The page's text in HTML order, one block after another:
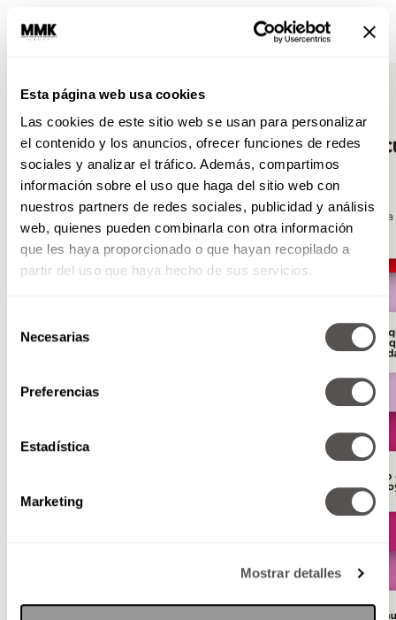
Esta página web usa cookies
Las cookies de este sitio web se usan para personalizar
el contenido y los anuncios, ofrecer funciones de redes
sociales y analizar el tráfico. Además, compartimos
información sobre el uso que haga del sitio web con
nuestros partners de redes sociales, publicidad y análisis
web, quienes pueden combinarla con otra información
que les haya proporcionado o que hayan recopilado a
partir del uso que haya hecho de sus servicios.
Necesarias
Preferencias
Estadística
Marketing
Mostrar detalles